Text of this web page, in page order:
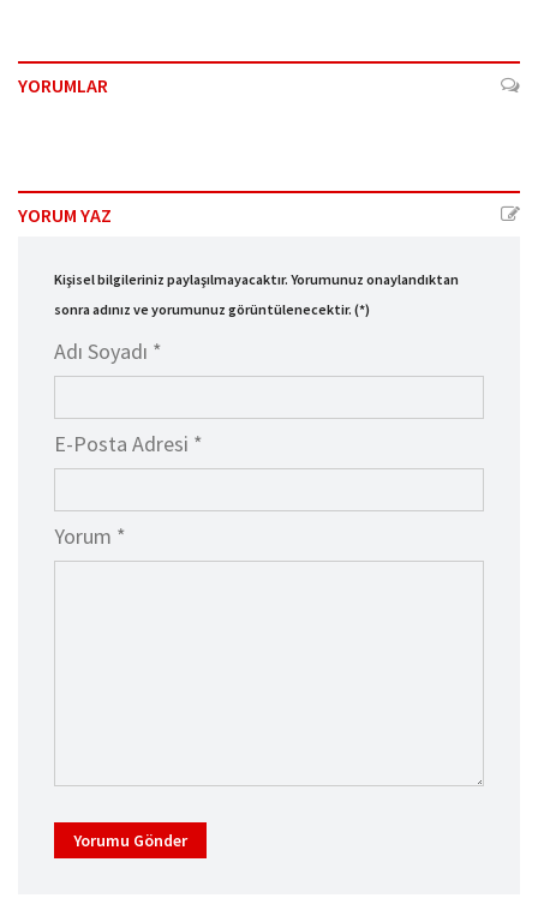
YORUMLAR
YORUM YAZ
Kişisel bilgileriniz paylaşılmayacaktır. Yorumunuz onaylandıktan
sonra adınız ve yorumunuz görüntülenecektir. (*)
Adı Soyadı *
E-Posta Adresi *
Yorum *
Yorumu Gönder